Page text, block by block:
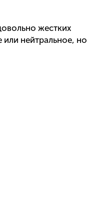
жестких
нейтральное, но